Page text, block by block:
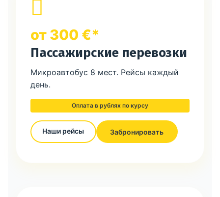
от 300 €*
Пассажирские перевозки
Микроавтобус 8 мест. Рейсы каждый
день.
Оплата в рублях по курсу
Наши рейсы Забронировать